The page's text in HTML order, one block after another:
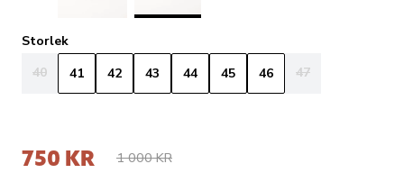
Storlek
40
41 42 43 44 45 46 47
750 KR 1 000 KR